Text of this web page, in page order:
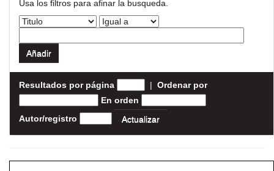
Usa los filtros para afinar la busqueda.
Resultados por página | Ordenar por
En orden
Autor/registro